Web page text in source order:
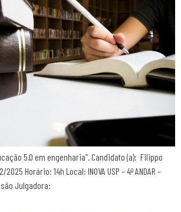
5.0 em engenharia”. Candidato (a): Filippo
Horário: 14h Local: INOVA USP – 4º ANDAR –
Comissão Julgadora: